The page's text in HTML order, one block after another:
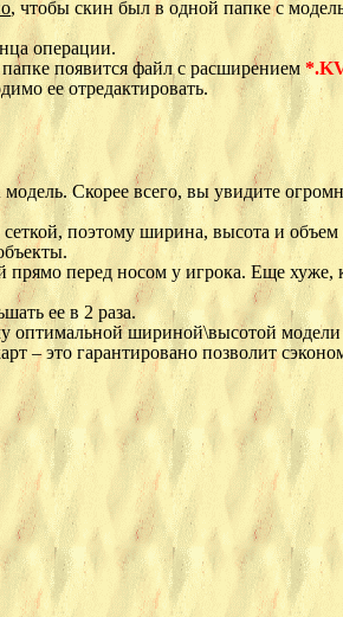
, чтобы скин был в одной папке с
операции.
появится файл с расширением
ее отредактировать.
модель. Скорее всего, вы увидите
поэтому ширина, высота и объем
перед носом у игрока. Еще хуже,
ее в 2 раза.
оптимальной шириной\высотой
– это гарантировано позволит